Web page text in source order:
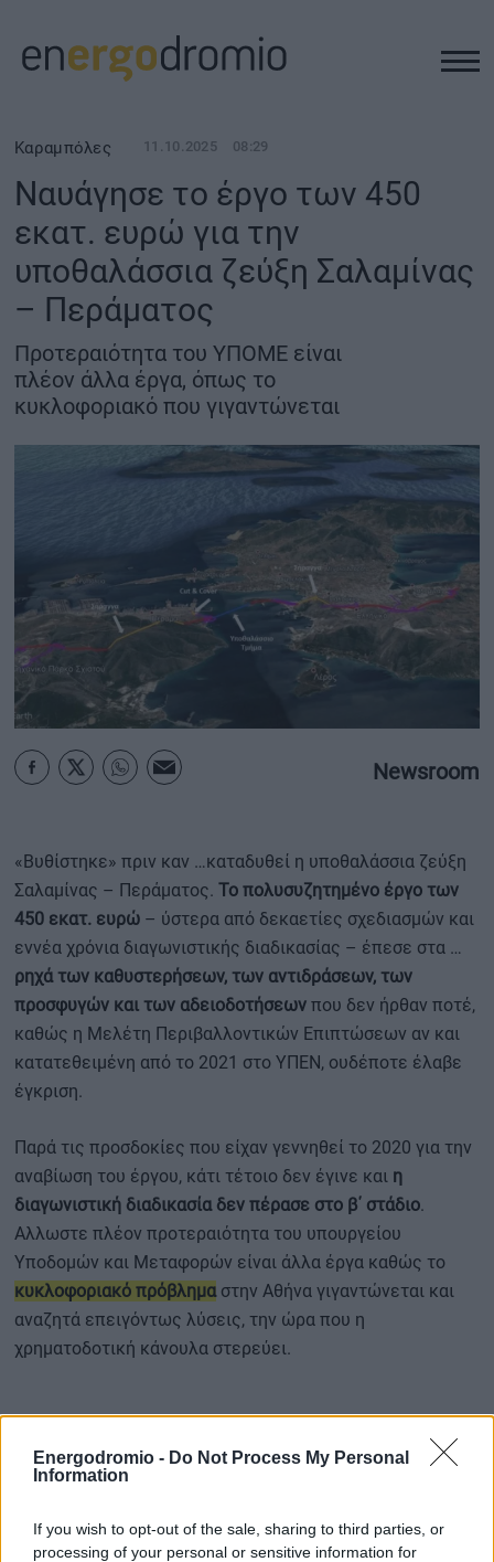
Energodromio - Do Not Process My Personal
Information
If you wish to opt-out of the sale, sharing to third parties, or
processing of your personal or sensitive information for
ΥΠΟΔΟΜΕΣ
REAL ESTATE
ΠΕΡΙΒΑΛΛΟΝ
ΕΝΕΡΓΕΙΑ
ΜΕΤΑΦΟΡΕΣ - ΗΛΕΚΤΡΟΚΙΝΗΣΗ
ΨΗΦΙΑΚΟΣ ΚΟΣΜΟΣ
ΟΙΚΟΝΟΜΙΑ - ΕΠΙΧΕΙΡΗΣΕΙΣ
MY PROPERTY
ΚΑΡΑΜΠΟΛΕΣ
Καραμπόλες 11.10.2025 08:29
Ναυάγησε το έργο των 450
εκατ. ευρώ για την
υποθαλάσσια ζεύξη Σαλαμίνας
– Περάματος
Προτεραιότητα του ΥΠΟΜΕ είναι
πλέον άλλα έργα, όπως το
κυκλοφοριακό που γιγαντώνεται
Newsroom
«Βυθίστηκε» πριν καν …καταδυθεί η υποθαλάσσια ζεύξη
Σαλαμίνας – Περάματος. Το πολυσυζητημένο έργο των
450 εκατ. ευρώ – ύστερα από δεκαετίες σχεδιασμών και
εννέα χρόνια διαγωνιστικής διαδικασίας – έπεσε στα …
ρηχά των καθυστερήσεων, των αντιδράσεων, των
προσφυγών και των αδειοδοτήσεων που δεν ήρθαν ποτέ,
καθώς η Μελέτη Περιβαλλοντικών Επιπτώσεων αν και
κατατεθειμένη από το 2021 στο ΥΠΕΝ, ουδέποτε έλαβε
έγκριση.
Παρά τις προσδοκίες που είχαν γεννηθεί το 2020 για την
αναβίωση του έργου, κάτι τέτοιο δεν έγινε και η
διαγωνιστική διαδικασία δεν πέρασε στο β΄ στάδιο.
Αλλωστε πλέον προτεραιότητα του υπουργείου
Υποδομών και Μεταφορών είναι άλλα έργα καθώς το
κυκλοφοριακό πρόβλημαστην Αθήνα γιγαντώνεται και
αναζητά επειγόντως λύσεις, την ώρα που η
χρηματοδοτική κάνουλα στερεύει.
επίσημες ανακοινώσεις με μια διοικητική απόφαση που
το αίτημα λύσης της σύμβασης με τον χρηματοοικονομικό
σύμβουλο, ενώ αποτελεί και επίσημη παραδοχή του